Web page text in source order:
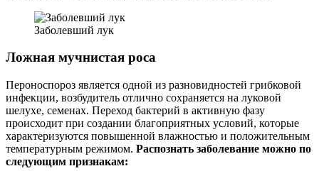
Заболевший лук
Ложная мучнистая роса
Пероноспороз является одной из разновидностей грибковой
инфекции, возбудитель отлично сохраняется на луковой
шелухе, семенах. Переход бактерий в активную фазу
происходит при создании благоприятных условий, которые
характеризуются повышенной влажностью и положительным
температурным режимом. Распознать заболевание можно по
следующим признакам: